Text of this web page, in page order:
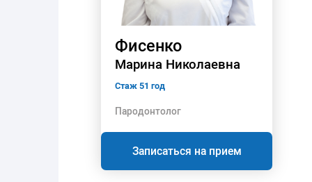
Фисенко
Марина Николаевна
Стаж 51 год
Пародонтолог
Записаться на прием